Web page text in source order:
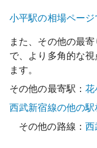
小平駅の相場ペー
また、その他の最
で、より多角的な
ます。
その他の最寄駅：花
西武新宿線の他の駅
その他の路線：西